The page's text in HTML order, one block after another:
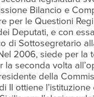
Bilancio e
per le Questioni
Deputati, e con
di Sottosegretario
2006, siede per la
la seconda volta
della
II ottiene l’istituzione